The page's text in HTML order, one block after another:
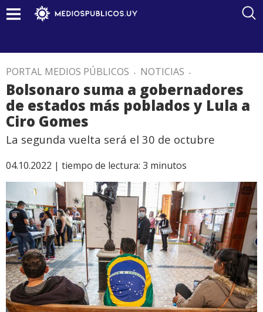
PORTAL MEDIOS PÚBLICOS . NOTICIAS .
Bolsonaro suma a gobernadores
de estados más poblados y Lula a
Ciro Gomes
La segunda vuelta será el 30 de octubre
04.10.2022 | tiempo de lectura: 3 minutos